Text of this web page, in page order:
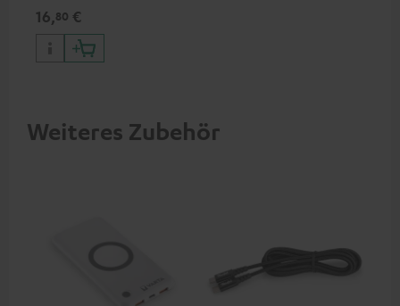
Apple iPhones, Android
Smartphones, Tablets und
Geräte mit USB-C-Anschluss
16,80 €
Weiteres Zubehör